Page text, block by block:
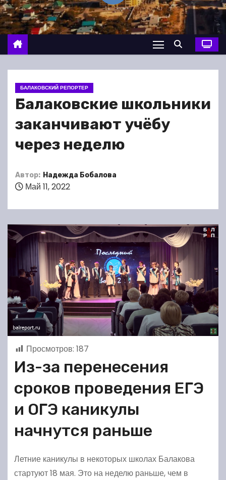
о
м
у
БАЛАКОВСКИЙ РЕПОРТЕР
Балаковские школьники
заканчивают учёбу
через неделю
Автор: Надежда Бобалова
Май 11, 2022
Просмотров: 187
Из-за перенесения
сроков проведения ЕГЭ
и ОГЭ каникулы
начнутся раньше
Летние каникулы в некоторых школах Балакова
стартуют 18 мая. Это на неделю раньше, чем в